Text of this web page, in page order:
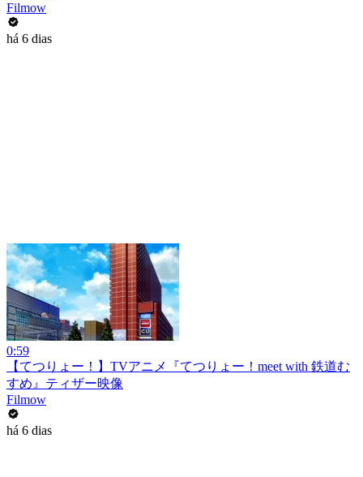
Filmow
há 6 dias
0:59
【てつりょー！】TVアニメ『てつりょー！meet with 鉄道む
すめ』ティザー映像
Filmow
há 6 dias